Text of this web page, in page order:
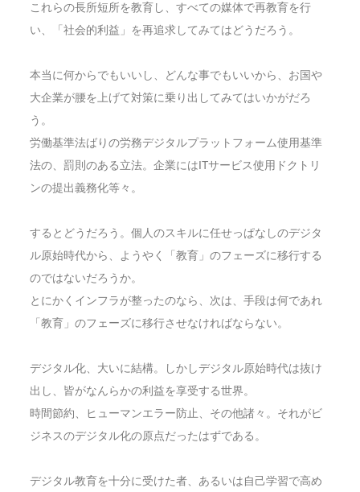
これらの長所短所を教育し、すべての媒体で再教育を行
い、
「社会的利益」を再追求してみてはどうだろう。
本当に何からでもいいし、どんな事でもいいから、お国や
大企業が腰を上げて対策に乗り出してみてはいかがだろ
う。
労働基準法ばりの労務デジタルプラットフォーム使用基準
法の、罰則のある立法。企業にはITサービス使用ドクトリ
ンの提出義務化等々。
するとどうだろう。個人のスキルに任せっぱなしのデジタ
ル原始時代から、ようやく「教育」のフェーズに移行する
のではないだろうか。
とにかくインフラが整ったのなら、次は、手段は何であれ
「教育」のフェーズに移行させなければならない。
デジタル化、大いに結構。しかしデジタル原始時代は抜け
出し、皆がなんらかの利益を享受する世界。
時間節約、ヒューマンエラー防止、その他諸々。それがビ
ジネスのデジタル化の原点だったはずである。
デジタル教育を十分に受けた者、あるいは自己学習で高め